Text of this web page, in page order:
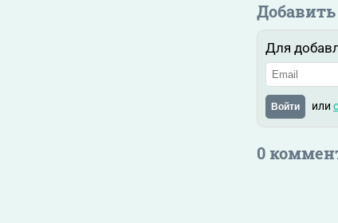
Для
Войти или
0